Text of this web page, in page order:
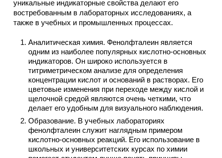
уникальные индикаторные свойства делают его
востребованным в лабораторных исследованиях, а
также в учебных и промышленных процессах.
Аналитическая химия. Фенолфталеин является
одним из наиболее популярных кислотно-основных
индикаторов. Он широко используется в
титриметрическом анализе для определения
концентрации кислот и оснований в растворах. Его
цветовые изменения при переходе между кислой и
щелочной средой являются очень четкими, что
делает его удобным для визуального наблюдения.
Образование. В учебных лабораториях
фенолфталеин служит наглядным примером
кислотно-основных реакций. Его использование в
школьных и университетских курсах по химии